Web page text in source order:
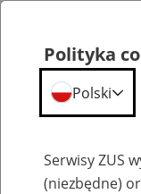
Polityka
Polski
Serwisy ZUS
(niezbędne)